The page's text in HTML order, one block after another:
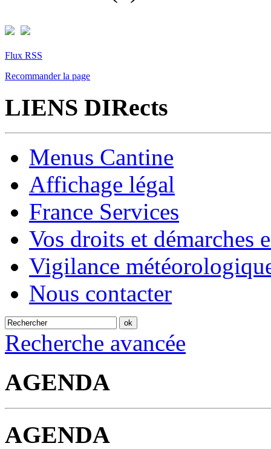
Flux RSS
Recommander la page
LIENS DIRects
Menus Cantine
Affichage légal
France Services
Vos droits et démarches
Vigilance
Nous contacter
Recherche avancée
AGENDA
AGENDA